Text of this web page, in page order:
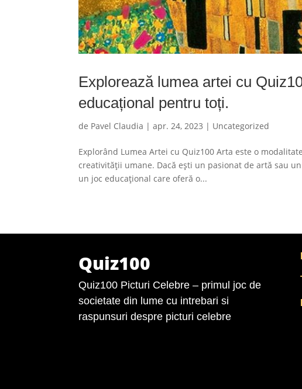
Explorează lumea artei cu
educațional pentru toți.
de Pavel Claudia |apr. 24, 2023 | Uncategorized
Explorând Lumea Artei cu Quiz100 Arta este o
creativității umane. Dacă ești un pasionat de artă sau
un joc educațional care oferă o...
Quiz100
Quiz100 Picturi Celebre – primul joc de
societate din lume cu intrebari si
raspunsuri despre picturi celebre